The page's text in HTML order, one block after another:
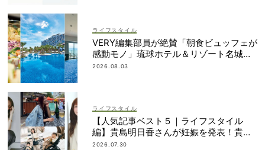
ライフスタイル
VERY編集部員が絶賛「朝食ビュッフェが
感動モノ」琉球ホテル＆リゾート名城ビ
ーチは雨でも遊び尽くせる！
2026.08.03
ライフスタイル
【人気記事ベスト５｜ライフスタイル
編】貴島明日香さんが妊娠を発表！貴重
なインタビュー記事が続々
2026.07.30